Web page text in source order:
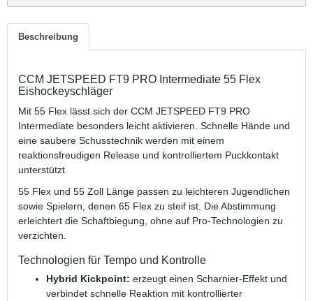
Beschreibung
CCM JETSPEED FT9 PRO Intermediate 55 Flex
Eishockeyschläger
Mit 55 Flex lässt sich der CCM JETSPEED FT9 PRO
Intermediate besonders leicht aktivieren. Schnelle Hände und
eine saubere Schusstechnik werden mit einem
reaktionsfreudigen Release und kontrolliertem Puckkontakt
unterstützt.
55 Flex und 55 Zoll Länge passen zu leichteren Jugendlichen
sowie Spielern, denen 65 Flex zu steif ist. Die Abstimmung
erleichtert die Schaftbiegung, ohne auf Pro-Technologien zu
verzichten.
Technologien für Tempo und Kontrolle
Hybrid Kickpoint: erzeugt einen Scharnier-Effekt und
verbindet schnelle Reaktion mit kontrollierter